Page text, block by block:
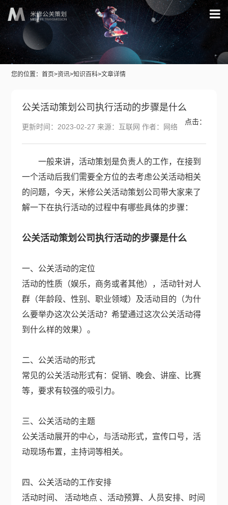
您的位置：首页>资讯>知识百科>文章详情
公关活动策划公司执行活动的步骤是什么
点击：
更新时间：2023-02-27 来源：互联网 作者：网络
一般来讲，活动策划是负责人的工作，在接到
一个活动后我们需要全方位的去考虑公关活动相关
的问题，今天，米修公关活动策划公司带大家来了
解一下在执行活动的过程中有哪些具体的步骤：
公关活动策划公司执行活动的步骤是什么
一、公关活动的定位
活动的性质（娱乐，商务或者其他），活动针对人
群（年龄段、性别、职业领域）及活动目的（为什
么要举办这次公关活动？希望通过这次公关活动得
到什么样的效果）。
二、公关活动的形式
常见的公关活动形式有：促销、晚会、讲座、比赛
等，要求有较强的吸引力。
三、公关活动的主题
公关活动展开的中心，与活动形式，宣传口号，活
动现场布置，主持词等相关。
四、公关活动的工作安排
活动时间、 活动地点 、活动预算、人员安排、时间